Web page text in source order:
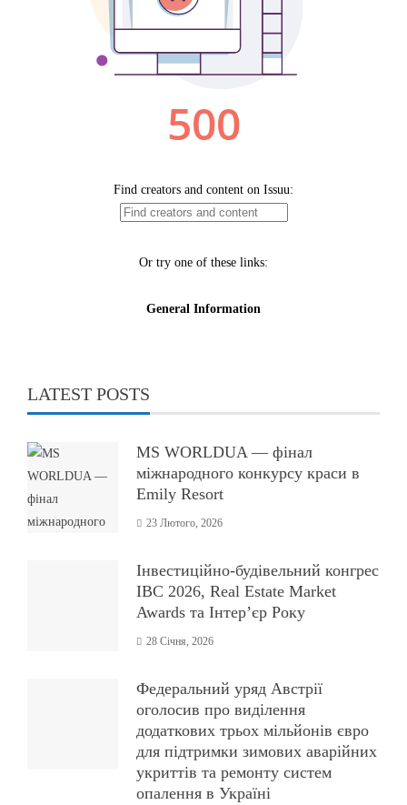
LATEST POSTS
MS WORLDUA — фінал
міжнародного конкурсу краси в
Emily Resort
23 Лютого, 2026
Інвестиційно-будівельний конгрес
IBC 2026, Real Estate Market
Awards та Інтер’єр Року
28 Січня, 2026
Федеральний уряд Австрії
оголосив про виділення
додаткових трьох мільйонів євро
для підтримки зимових аварійних
укриттів та ремонту систем
опалення в Україні